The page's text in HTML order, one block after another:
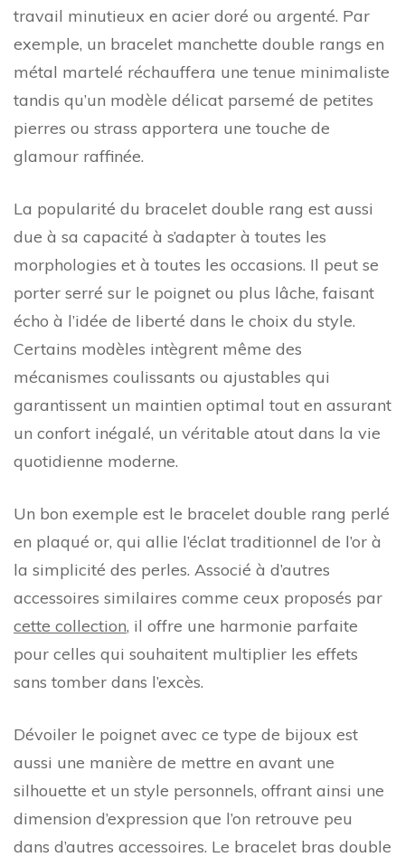
travail minutieux en acier doré ou argenté. Par
exemple, un bracelet manchette double rangs en
métal martelé réchauffera une tenue minimaliste
tandis qu’un modèle délicat parsemé de petites
pierres ou strass apportera une touche de
glamour raffinée.
La popularité du bracelet double rang est aussi
due à sa capacité à s’adapter à toutes les
morphologies et à toutes les occasions. Il peut se
porter serré sur le poignet ou plus lâche, faisant
écho à l’idée de liberté dans le choix du style.
Certains modèles intègrent même des
mécanismes coulissants ou ajustables qui
garantissent un maintien optimal tout en assurant
un confort inégalé, un véritable atout dans la vie
quotidienne moderne.
Un bon exemple est le bracelet double rang perlé
en plaqué or, qui allie l’éclat traditionnel de l’or à
la simplicité des perles. Associé à d’autres
accessoires similaires comme ceux proposés par
cette collection, il offre une harmonie parfaite
pour celles qui souhaitent multiplier les effets
sans tomber dans l’excès.
Dévoiler le poignet avec ce type de bijoux est
aussi une manière de mettre en avant une
silhouette et un style personnels, offrant ainsi une
dimension d’expression que l’on retrouve peu
dans d’autres accessoires. Le bracelet bras double